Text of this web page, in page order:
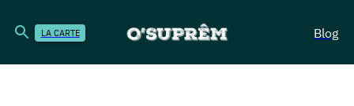
LA CARTE Blog